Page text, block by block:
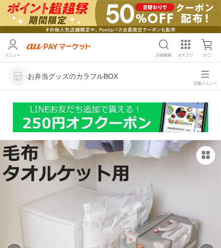
メニュー 詳細検索 カテゴリ かご
お弁当グッズのカラフルBOX
店舗メニュー